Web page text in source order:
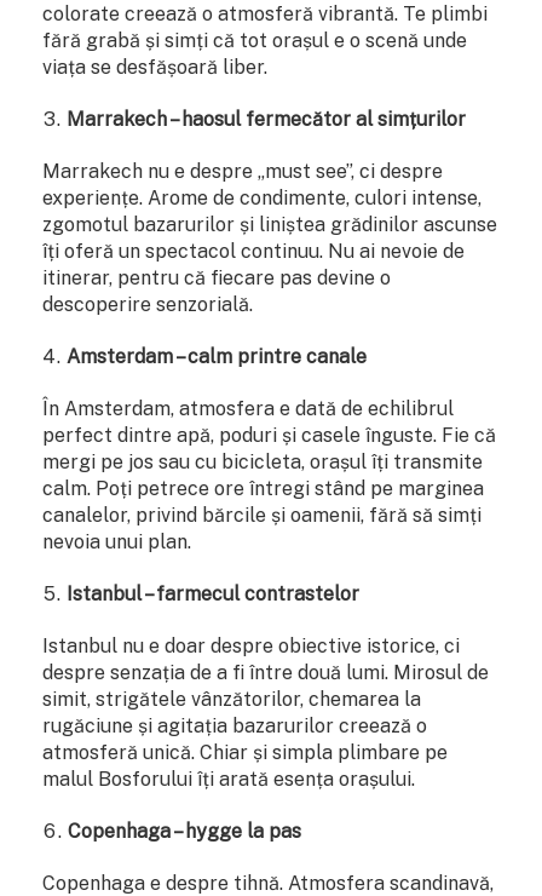
colorate creează o atmosferă vibrantă. Te plimbi
fără grabă și simți că tot orașul e o scenă unde
viața se desfășoară liber.
Marrakech – haosul fermecător al simțurilor
Marrakech nu e despre „must see”, ci despre
experiențe. Arome de condimente, culori intense,
zgomotul bazarurilor și liniștea grădinilor ascunse
îți oferă un spectacol continuu. Nu ai nevoie de
itinerar, pentru că fiecare pas devine o
descoperire senzorială.
Amsterdam – calm printre canale
În Amsterdam, atmosfera e dată de echilibrul
perfect dintre apă, poduri și casele înguste. Fie că
mergi pe jos sau cu bicicleta, orașul îți transmite
calm. Poți petrece ore întregi stând pe marginea
canalelor, privind bărcile și oamenii, fără să simți
nevoia unui plan.
Istanbul – farmecul contrastelor
Istanbul nu e doar despre obiective istorice, ci
despre senzația de a fi între două lumi. Mirosul de
simit, strigătele vânzătorilor, chemarea la
rugăciune și agitația bazarurilor creează o
atmosferă unică. Chiar și simpla plimbare pe
malul Bosforului îți arată esența orașului.
Copenhaga – hygge la pas
Copenhaga e despre tihnă. Atmosfera scandinavă,